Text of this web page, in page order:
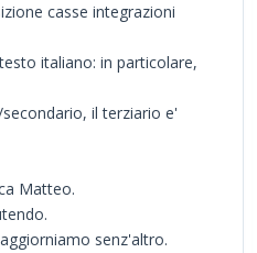
casse integrazioni
italiano: in particolare,
il terziario e'
Matteo.
senz'altro.